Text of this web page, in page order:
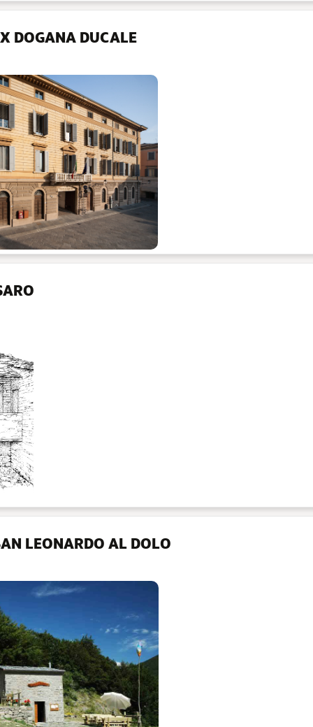
DOGANA DUCALE
LEONARDO AL DOLO